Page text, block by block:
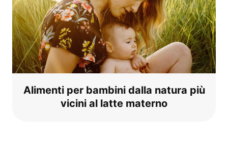
Ali­men­ti per bam­bi­ni dal­la natu­ra più
vici­ni al lat­te materno